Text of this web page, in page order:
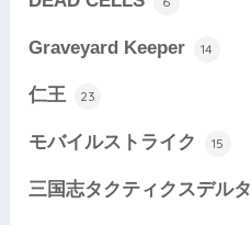
Graveyard Keeper 14
仁王 23
モバイルストライク 15
三国志タクティクスデルタ